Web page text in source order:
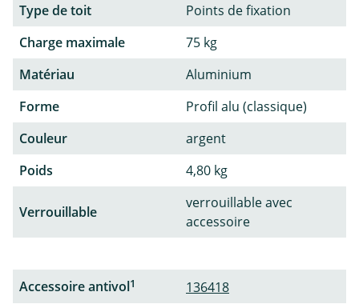
Type de toit
Points de fixation
Charge maximale
75 kg
Matériau
Aluminium
Forme
Profil alu (classique)
Couleur
argent
Poids
4,80 kg
Verrouillable
verrouillable avec
accessoire
Accessoire antivol1
136418